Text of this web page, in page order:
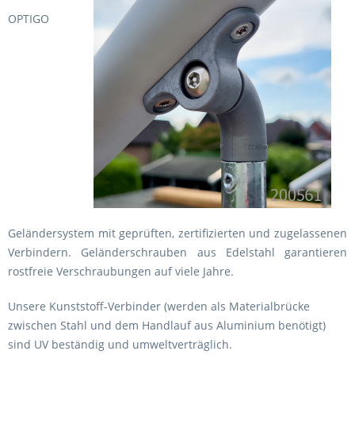
OPTIGO
Geländersystem mit geprüften, zertifizierten und zugelassenen
Verbindern. Geländerschrauben aus Edelstahl garantieren
rostfreie Verschraubungen auf viele Jahre.
Unsere Kunststoff-Verbinder (werden als Materialbrücke
zwischen Stahl und dem Handlauf aus Aluminium benötigt)
sind UV beständig und umweltverträglich.